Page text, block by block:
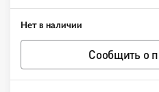
Нет в наличии
Сообщить о